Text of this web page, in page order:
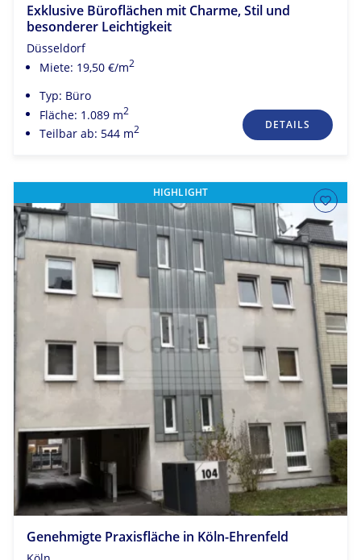
Exklusive Büroflächen mit Charme, Stil und
besonderer Leichtigkeit
Düsseldorf
Miete: 19,50 €/m2
Typ: Büro
Fläche: 1.089 m2
Teilbar ab: 544 m2 DETAILS
HIGHLIGHT
Genehmigte Praxisfläche in Köln-Ehrenfeld